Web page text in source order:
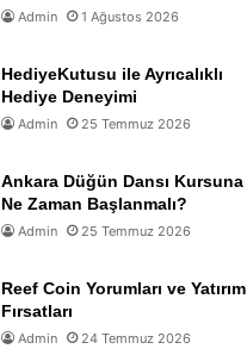
Admin 1 Ağustos 2026
HediyeKutusu ile Ayrıcalıklı
Hediye Deneyimi
Admin 25 Temmuz 2026
Ankara Düğün Dansı Kursuna
Ne Zaman Başlanmalı?
Admin 25 Temmuz 2026
Reef Coin Yorumları ve Yatırım
Fırsatları
Admin 24 Temmuz 2026